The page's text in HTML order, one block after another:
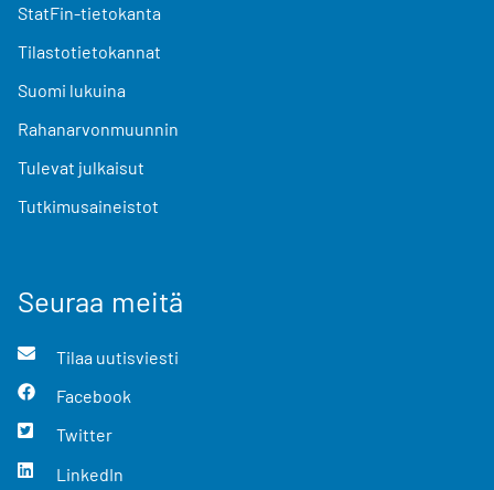
StatFin-tietokanta
Tilastotietokannat
Suomi lukuina
Rahanarvonmuunnin
Tulevat julkaisut
Tutkimusaineistot
Seuraa meitä
Tilaa uutisviesti
Facebook
Twitter
LinkedIn